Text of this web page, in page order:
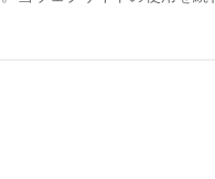
りするにあたっては、当社